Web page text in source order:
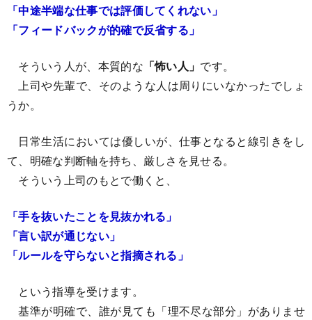
「中途半端な仕事では評価してくれない」
「フィードバックが的確で反省する」
そういう人が、本質的な 「怖い人」 です。
上司や先輩で、そのような人は周りにいなかったでしょ
うか。
日常生活においては優しいが、仕事となると線引きをし
て、明確な判断軸を持ち、厳しさを見せる。
そういう上司のもとで働くと、
「手を抜いたことを見抜かれる」
「言い訳が通じない」
「ルールを守らないと指摘される」
という指導を受けます。
基準が明確で、誰が見ても「理不尽な部分」がありませ